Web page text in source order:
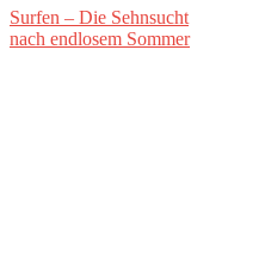
Surfen – Die Sehnsucht
nach endlosem Sommer